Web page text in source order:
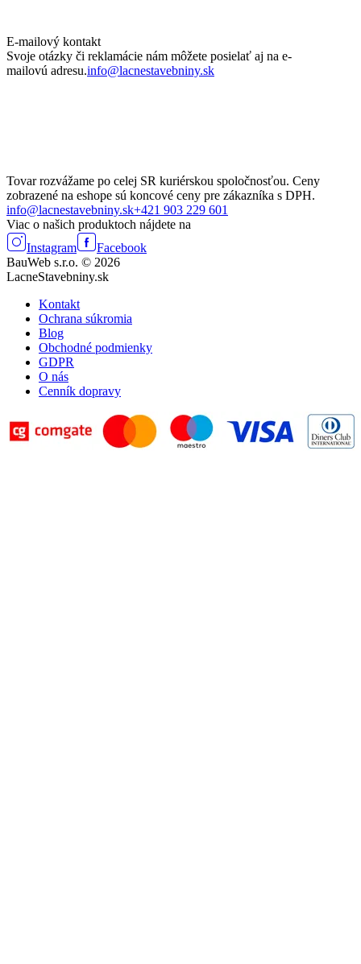
E-mailový kontakt
Svoje otázky či reklamácie nám môžete posielať aj na e-
mailovú adresu.info@lacnestavebniny.sk
Tovar rozvážame po celej SR kuriérskou spoločnosťou. Ceny
zobrazené na eshope sú koncové ceny pre zákazníka s DPH.
info@lacnestavebniny.sk+421 903 229 601
Viac o našich produktoch nájdete na
Instagram
Facebook
BauWeb s.r.o. © 2026
LacneStavebniny.sk
Kontakt
Ochrana súkromia
Blog
Obchodné podmienky
GDPR
O nás
Cenník dopravy